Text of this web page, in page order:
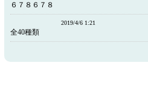
６７８６７８
2019/4/6 1:21
全40種類